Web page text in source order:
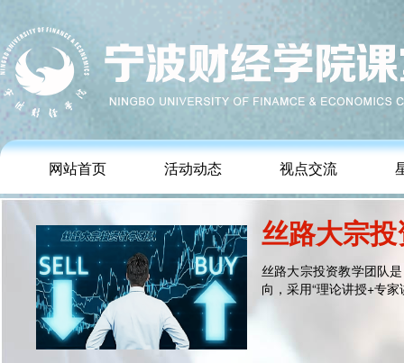
网站首页 活动动态 视点交流
丝路大宗
丝路大宗投资教学团队
向，采用“理论讲授+专